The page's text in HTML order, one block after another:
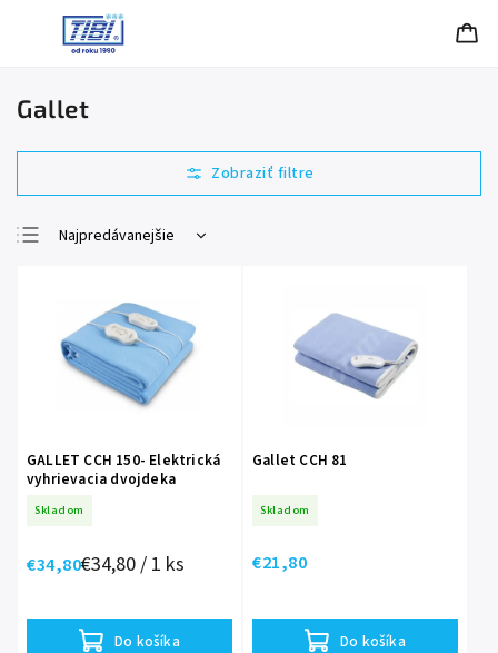
Gallet
Najpredávanejšie
Najdrahšie
Abecedne
GALLET CCH 150- Elektrická
vyhrievacia dvojdeka
Skladom
€34,80€34,80 / 1 ks
Do košíka
Gallet CCH 81
Skladom
€21,80
Do košíka